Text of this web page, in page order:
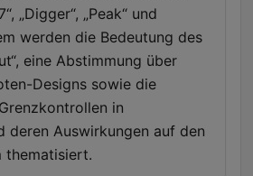
„Digger“, „Peak“ und
werden die Bedeutung des
eine Abstimmung über
Designs sowie die
in
deren Auswirkungen auf den
thematisiert.